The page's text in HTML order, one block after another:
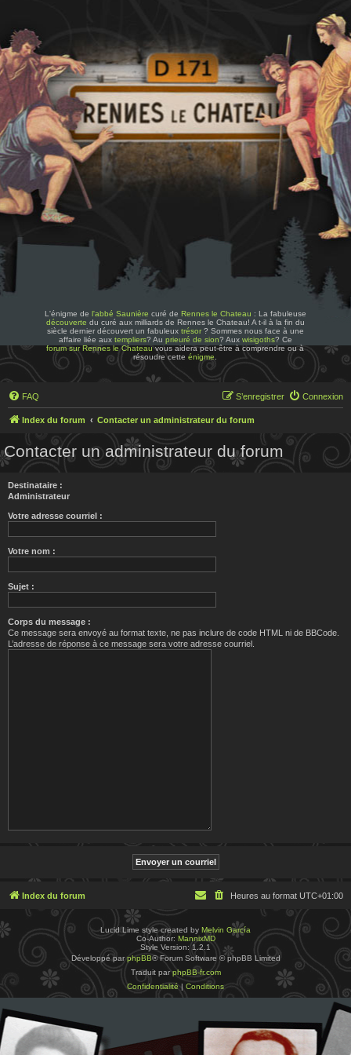
L'énigme de l'abbé Saunière curé de Rennes le Chateau : La fabuleuse
découverte du curé aux milliards de Rennes le Chateau! A t-il à la fin du
siècle dernier découvert un fabuleux trésor? Sommes nous face à une
affaire liée aux templiers? Au prieuré de sion? Aux wisigoths? Ce
forum sur Rennes le Chateauvous aidera peut-être à comprendre ou à
résoudre cetteénigme
FAQ Connexion
S’enregistrer
Index du forum Contacter un administrateur du forum
Contacter un administrateur du forum
Destinataire :
Administrateur
Votre adresse courriel :
Votre nom :
Sujet :
Corps du message :
Ce message sera envoyé au format texte, ne pas inclure de code HTML ni de BBCode.
L’adresse de réponse à ce message sera votre adresse courriel.
Index du forum Heures au format UTC+01:00
Lucid Lime style created by Melvin García
Co-Author: MannixMD
Style Version: 1.2.1
Développé parphpBB® Forum Software © phpBB Limited
Traduit parphpBB-fr.com
Confidentialité| Conditions